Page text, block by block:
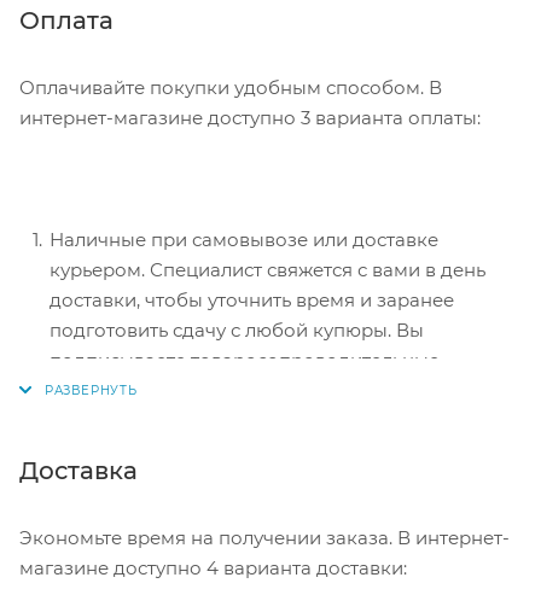
Нажмите кнопку «Оформить заказ».
Оплата
Оплачивайте покупки удобным способом. В
интернет-магазине доступно 3 варианта оплаты:
Наличные при самовывозе или доставке
курьером. Специалист свяжется с вами в день
доставки, чтобы уточнить время и заранее
подготовить сдачу с любой купюры. Вы
подписываете товаросопроводительные
документы, вносите денежные средства,
перенаправит вас на сервер системы ASSIST.
Здесь нужно ввести номер карты, срок действия
Доставка
Экономьте время на получении заказа. В интернет-
магазине доступно 4 варианта доставки: